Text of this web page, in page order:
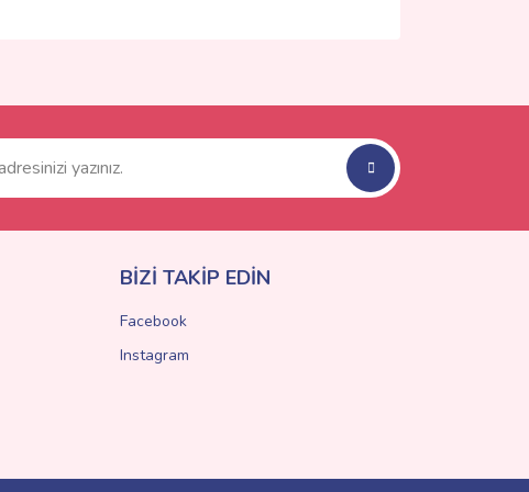
BİZİ TAKİP EDİN
Facebook
Instagram